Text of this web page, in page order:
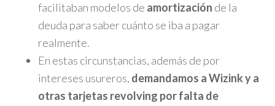
facilitaban modelos de amortización de la
deuda para saber cuánto se iba a pagar
realmente.
En estas circunstancias, además de por
intereses usureros, demandamos a Wizink y a
otras tarjetas revolving por falta de